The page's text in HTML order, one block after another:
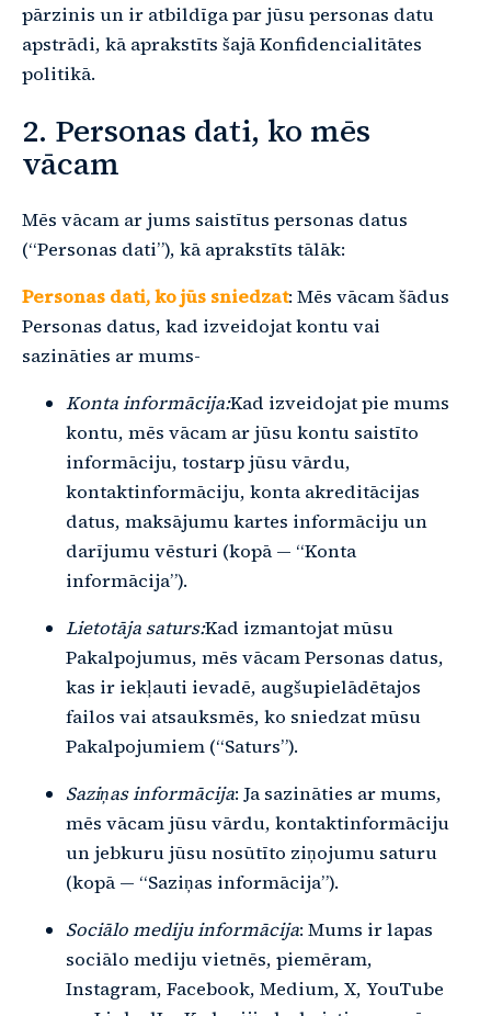
pārzinis un ir atbildīga par jūsu personas datu
apstrādi, kā aprakstīts šajā Konfidencialitātes
politikā.
2. Personas dati, ko mēs
vācam
Mēs vācam ar jums saistītus personas datus
(“Personas dati”), kā aprakstīts tālāk:
Personas dati, ko jūs sniedzat: Mēs vācam šādus
Personas datus, kad izveidojat kontu vai
sazināties ar mums-
Konta informācija:Kad izveidojat pie mums
kontu, mēs vācam ar jūsu kontu saistīto
informāciju, tostarp jūsu vārdu,
kontaktinformāciju, konta akreditācijas
datus, maksājumu kartes informāciju un
darījumu vēsturi (kopā — “Konta
informācija”).
Lietotāja saturs:Kad izmantojat mūsu
Pakalpojumus, mēs vācam Personas datus,
kas ir iekļauti ievadē, augšupielādētajos
failos vai atsauksmēs, ko sniedzat mūsu
Pakalpojumiem (“Saturs”).
Saziņas informācija: Ja sazināties ar mums,
mēs vācam jūsu vārdu, kontaktinformāciju
un jebkuru jūsu nosūtīto ziņojumu saturu
(kopā — “Saziņas informācija”).
Sociālo mediju informācija: Mums ir lapas
sociālo mediju vietnēs, piemēram,
Instagram, Facebook, Medium, X, YouTube